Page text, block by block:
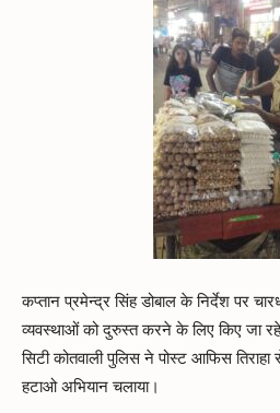
कप्तान प्रमेन्द्र सिंह डोबाल के निर्देश पर
व्यवस्थाओं को दुरुस्त करने के लिए किए जा रहे
सिटी कोतवाली पुलिस ने पोस्ट आफिस
हटाओ अभियान चलाया।